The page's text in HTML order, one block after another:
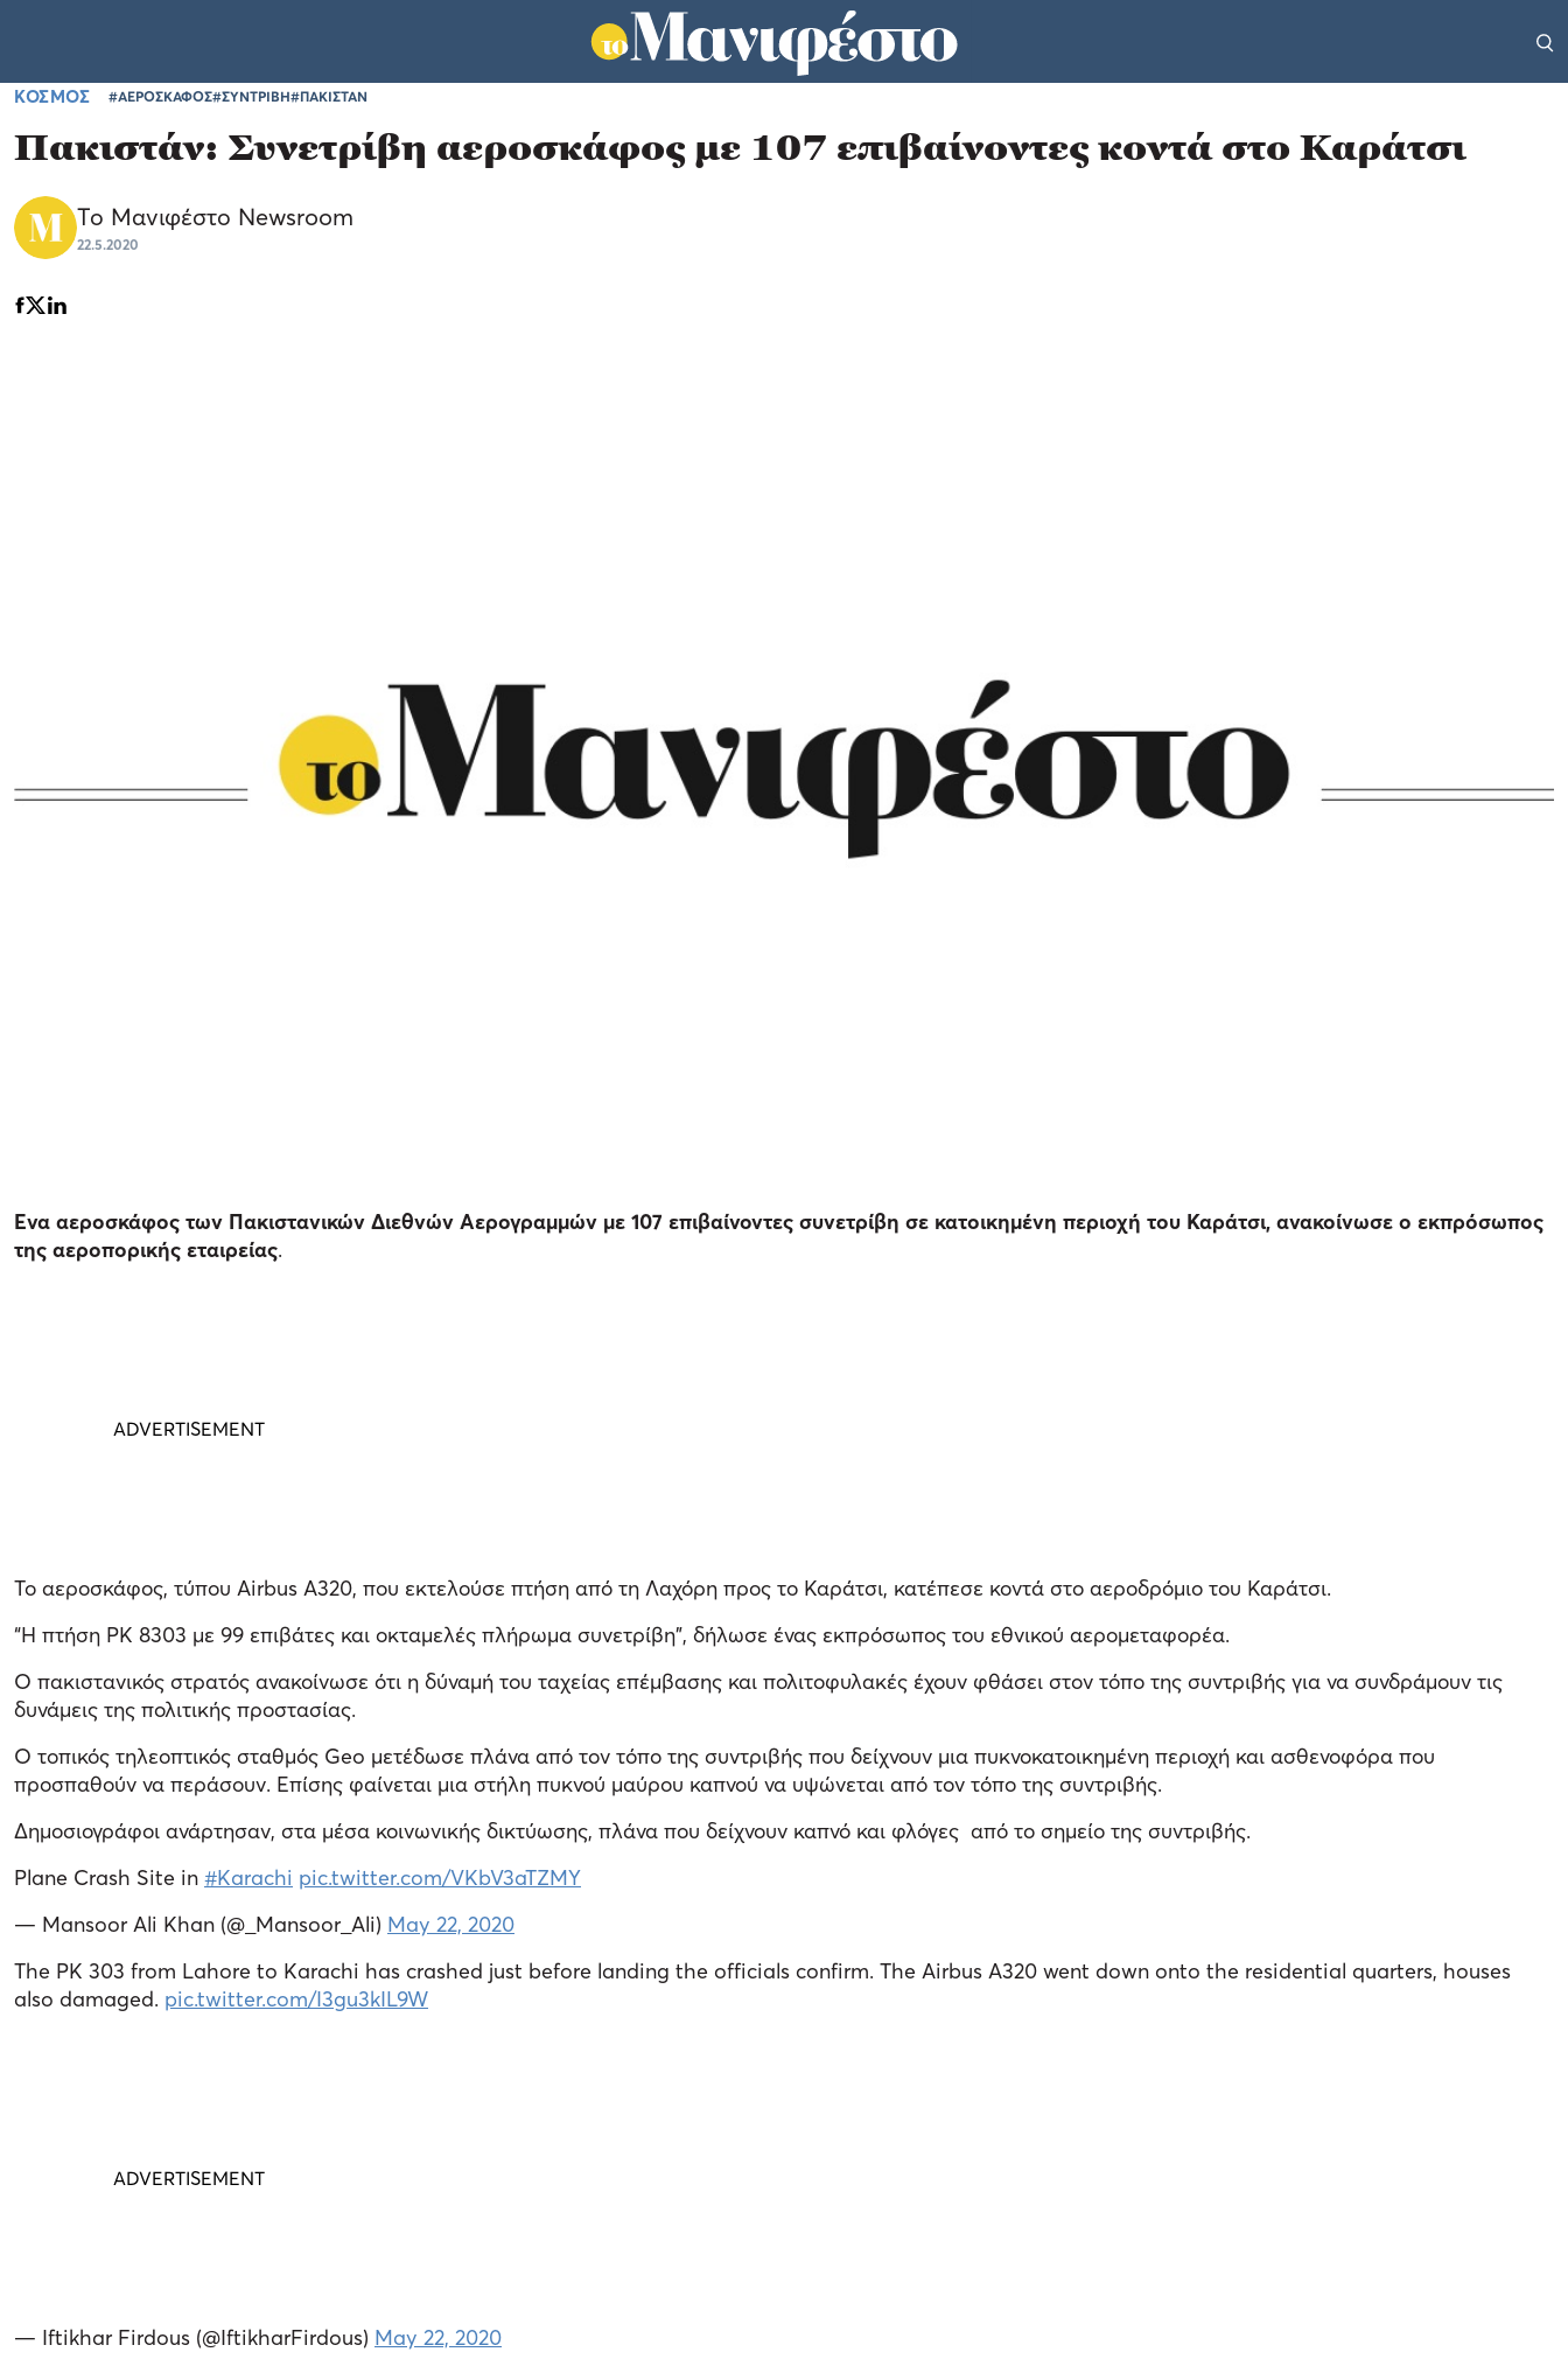
ΚΟΣΜΟΣ #ΑΕΡΟΣΚΑΦΟΣ#ΣΥΝΤΡΙΒΗ#ΠΑΚΙΣΤΑΝ
Πακιστάν: Συνετρίβη αεροσκάφος με 107 επιβαίνοντες κοντά στο Καράτσι
Το Μανιφέστο Newsroom
22.5.2020
Eνα αεροσκάφος των Πακιστανικών Διεθνών Αερογραμμών με 107 επιβαίνοντες συνετρίβη σε κατοικημένη περιοχή του Καράτσι, ανακοίνωσε ο εκπρόσωπος
της αεροπορικής εταιρείας.
Το αεροσκάφος, τύπου Airbus Α320, που εκτελούσε πτήση από τη Λαχόρη προς το Καράτσι, κατέπεσε κοντά στο αεροδρόμιο του Καράτσι.
“Η πτήση PK 8303 με 99 επιβάτες και οκταμελές πλήρωμα συνετρίβη”, δήλωσε ένας εκπρόσωπος του εθνικού αερομεταφορέα.
Ο πακιστανικός στρατός ανακοίνωσε ότι η δύναμή του ταχείας επέμβασης και πολιτοφυλακές έχουν φθάσει στον τόπο της συντριβής για να συνδράμουν τις
δυνάμεις της πολιτικής προστασίας.
Ο τοπικός τηλεοπτικός σταθμός Geo μετέδωσε πλάνα από τον τόπο της συντριβής που δείχνουν μια πυκνοκατοικημένη περιοχή και ασθενοφόρα που
προσπαθούν να περάσουν. Επίσης φαίνεται μια στήλη πυκνού μαύρου καπνού να υψώνεται από τον τόπο της συντριβής.
Δημοσιογράφοι ανάρτησαν, στα μέσα κοινωνικής δικτύωσης, πλάνα που δείχνουν καπνό και φλόγες από το σημείο της συντριβής.
Plane Crash Site in #Karachi pic.twitter.com/VKbV3aTZMY
— Mansoor Ali Khan (@_Mansoor_Ali) May 22, 2020
The PK 303 from Lahore to Karachi has crashed just before landing the officials confirm. The Airbus A320 went down onto the residential quarters, houses
also damaged. pic.twitter.com/I3gu3kIL9W
— Iftikhar Firdous (@IftikharFirdous) May 22, 2020